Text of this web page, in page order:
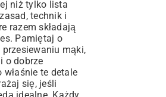
niż tylko lista
technik i
razem składają
Pamiętaj o
przesiewaniu mąki,
o dobrze
te detale
się, jeśli